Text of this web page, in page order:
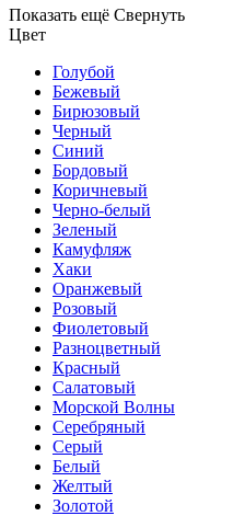
Показать ещё Свернуть
Цвет
Голубой
Бежевый
Бирюзовый
Черный
Синий
Бордовый
Коричневый
Черно-белый
Зеленый
Камуфляж
Хаки
Оранжевый
Розовый
Фиолетовый
Разноцветный
Красный
Салатовый
Морской Волны
Серебряный
Серый
Белый
Желтый
Золотой